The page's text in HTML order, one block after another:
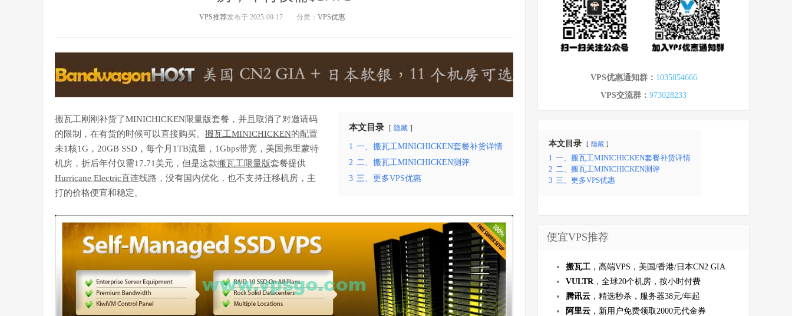
VPS推荐发布于 2025-09-17 分类： VPS优惠
本文目录 隐藏
1 一、搬瓦工MINICHICKEN套餐补货详情
2 二、搬瓦工MINICHICKEN测评
3 三、更多VPS优惠
搬瓦工刚刚补货了MINICHICKEN限量版套餐，并且取消了对邀请码
的限制，在有货的时候可以直接购买。 搬瓦工MINICHICKEN的配置
未1核1G，20GB SSD，每个月1TB流量，1Gbps带宽，美国弗里蒙特
机房，折后年付仅需17.71美元，但是这款搬瓦工限量版套餐提供
Hurricane Electric直连线路，没有国内优化，也不支持迁移机房，主
打的价格便宜和稳定。
VPS优惠通知群： 1035854666
VPS交流群： 973028233
本文目录 隐藏
1 一、搬瓦工MINICHICKEN套餐补货详情
2 二、搬瓦工MINICHICKEN测评
3 三、更多VPS优惠
便宜VPS推荐
搬瓦工 ，高端VPS，美国/香港/日本CN2 GIA
VULTR ，全球20个机房，按小时付费
腾讯云 ，精选秒杀，服务器38元/年起
阿里云 ，新用户免费领取2000元代金券